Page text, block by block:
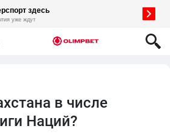
в числе
Наций?